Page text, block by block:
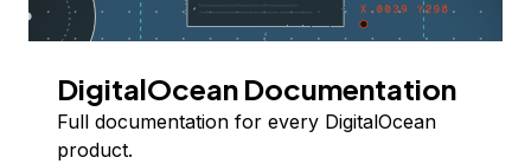
DigitalOcean Documentation
Full documentation for every DigitalOcean
product.